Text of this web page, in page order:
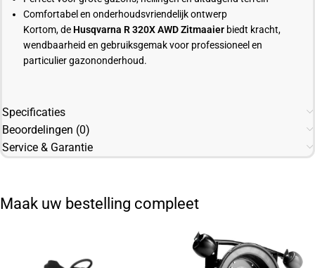
Comfortabel en onderhoudsvriendelijk ontwerp
Kortom, de Husqvarna R 320X AWD Zitmaaier biedt kracht,
wendbaarheid en gebruiksgemak voor professioneel en
particulier gazononderhoud.
Specificaties
Beoordelingen (0)
Service & Garantie
Maak uw bestelling compleet